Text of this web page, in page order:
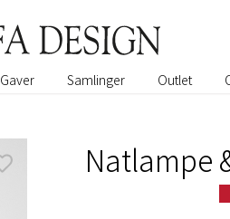
Gaver Samlinger Outlet
Natlampe